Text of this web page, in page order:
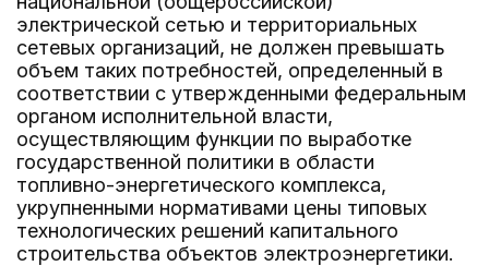
электрической сетью и территориальных
сетевых организаций, не должен превышать
объем таких потребностей, определенный в
соответствии с утвержденными федеральным
органом исполнительной власти,
осуществляющим функции по выработке
государственной политики в области
топливно-энергетического комплекса,
укрупненными нормативами цены типовых
технологических решений капитального
строительства объектов электроэнергетики.